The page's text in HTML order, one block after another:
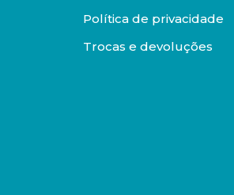
Política de privacidade
Trocas e devoluções